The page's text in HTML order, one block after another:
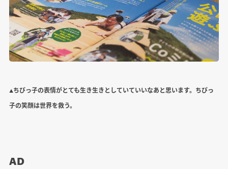
▲ちびっ子の表情がとても生き生きとしていていいなあと思います。ちびっ
子の笑顔は世界を救う。
AD